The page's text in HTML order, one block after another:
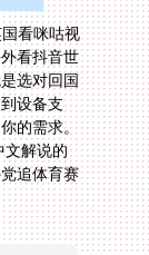
看咪咕视
看抖音世
选对回国
设备支
足你的需求。
受中文解说的
外党追体育赛